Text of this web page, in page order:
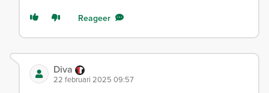
Reageer
Diva
22 februari 2025 09:57